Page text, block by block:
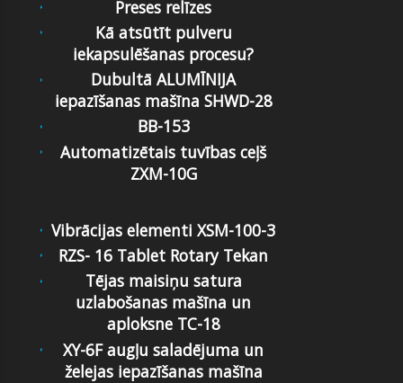
Preses relīzes
Kā atsūtīt pulveru
iekapsulēšanas procesu?
Dubultā ALUMĪNIJA
iepazīšanas mašīna SHWD-28
BB-153
Automatizētais tuvības ceļš
ZXM-10G
Vibrācijas elementi XSM-100-3
RZS- 16 Tablet Rotary Tekan
Tējas maisiņu satura
uzlabošanas mašīna un
aploksne TC-18
XY-6F augļu saladējuma un
želejas iepazīšanas mašīna